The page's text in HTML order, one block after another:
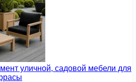
уличной, садовой мебели для